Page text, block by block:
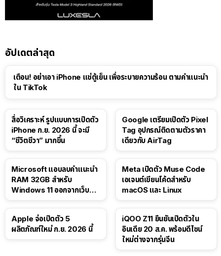
อัปเดตล่าสุด
เตือน! อย่าเอา iPhone แช่ตู้เย็น เพื่อระบายความร้อน ตามคำแนะนำ
ใน TikTok
สื่อวิเคราะห์ รูปแบบการเปิดตัว
iPhone ก.ย. 2026 นี้ จะมี
“ชีวิตชีวา” มากขึ้น
Google เตรียมเปิดตัว Pixel
Tag อุปกรณ์ติดตามตัวราคา
เดียวกับ AirTag
Microsoft แอบลบคำแนะนำ
RAM 32GB สำหรับ
Windows 11 ออกจากเว็บตัว
Meta เปิดตัว Muse Code
เอเจนต์เขียนโค้ดสำหรับ
macOS และ Linux
Apple จ่อเปิดตัว 5
ผลิตภัณฑ์ใหม่ ก.ย. 2026 นี้
iQOO Z11 ยืนยันเปิดตัวใน
อินเดีย 20 ส.ค. พร้อมดีไซน์
ใหม่ต่างจากรุ่นจีน